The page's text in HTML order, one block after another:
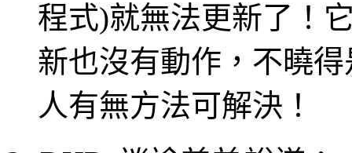
程式)就無法更新了！
新也沒有動作，不曉
人有無方法可解決！